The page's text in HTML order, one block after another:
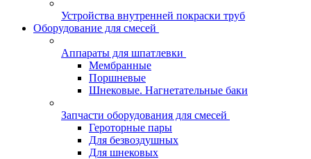
Устройства внутренней покраски труб
Оборудование для смесей
Аппараты для шпатлевки
Мембранные
Поршневые
Шнековые. Нагнетательные баки
Запчасти оборудования для смесей
Героторные пары
Для безвоздушных
Для шнековых